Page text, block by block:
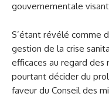
gouvernementale
S’étant révélé comme
gestion de la crise
efficaces au regard des
pourtant décider du
faveur du Conseil des